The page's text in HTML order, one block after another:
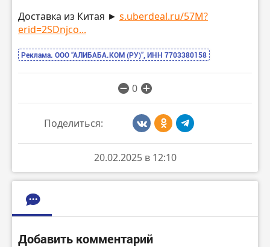
Доставка из Китая ► s.uberdeal.ru/57M?
erid=2SDnjco...
Реклама. ООО “АЛИБАБА.КОМ (РУ)”, ИНН 7703380158
0
Поделиться:
20.02.2025 в 12:10
Добавить комментарий